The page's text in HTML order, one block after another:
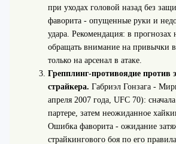
при уходах головой назад без
фаворита - опущенные руки и
удара. Рекомендация: в прогнозах
обращать внимание на привычки
только на арсенал в атаке.
Грепплинг-противоядие против
страйкера. Габриэл Гонзага -
апреля 2007 года, UFC 70):
партере, затем неожиданное
Ошибка фаворита - ожидание
страйкингового боя по его